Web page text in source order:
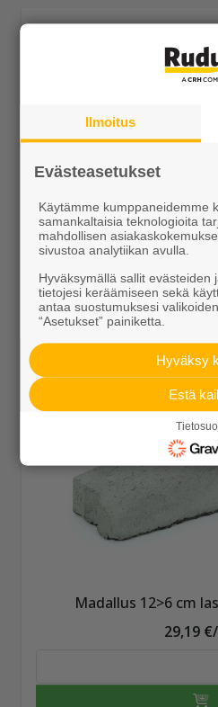
Liim reunakivi kulma
17,29 €/
Näytä
Madallus 12>6 cm
29,19
Ilmoitus
Evästeasetukset
Käytämme kumppaneidemme
samankaltaisia teknologioita
mahdollisen
sivustoa analytiikan avulla.
Hyväksymällä sallit evästeiden
tietojesi keräämiseen sekä
antaa suostumuksesi
“Asetukset” painiketta.
Hyväksy
Estä